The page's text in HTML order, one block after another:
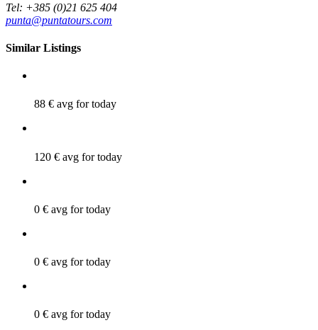
Tel: +385 (0)21 625 404
punta@puntatours.com
Similar Listings
88 € avg for today
120 € avg for today
0 € avg for today
0 € avg for today
0 € avg for today